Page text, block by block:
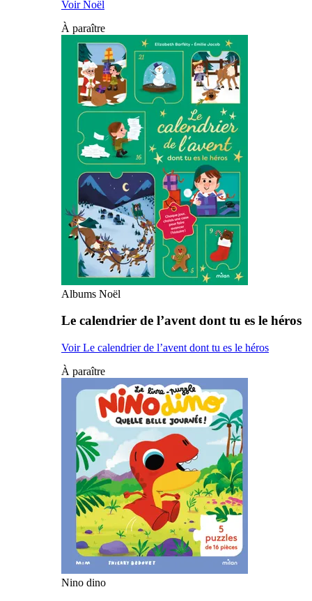
Voir Noël
À paraître
Albums Noël
Le calendrier de l’avent dont tu es le héros
Voir Le calendrier de l’avent dont tu es le héros
À paraître
Nino dino